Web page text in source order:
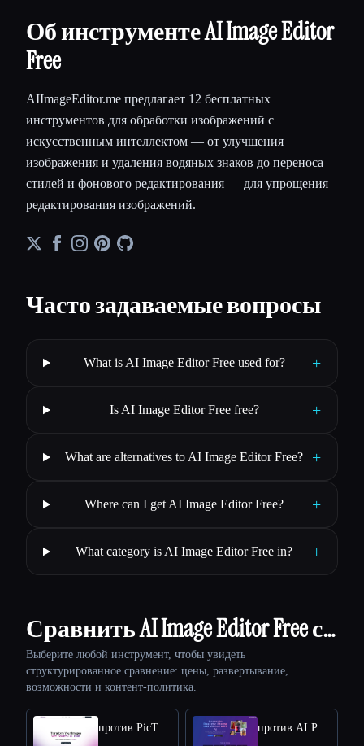
Об инструменте AI Image Editor
Free
AIImageEditor.me предлагает 12 бесплатных
инструментов для обработки изображений с
искусственным интеллектом — от улучшения
изображения и удаления водяных знаков до переноса
стилей и фонового редактирования — для упрощения
редактирования изображений.
Часто задаваемые вопросы
What is AI Image Editor Free used for? +
Is AI Image Editor Free free? +
What are alternatives to AI Image Editor Free? +
Where can I get AI Image Editor Free? +
What category is AI Image Editor Free in? +
Сравнить AI Image Editor Free с…
Выберите любой инструмент, чтобы увидеть
структурированное сравнение: цены, развертывание,
возможности и контент-политика.
против PicTools.AI против AI Photos Editor